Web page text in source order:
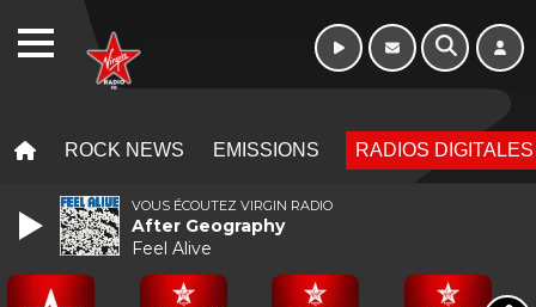
ROCK NEWS EMISSIONS RADIOS DIGITALES
VOUS ÉCOUTEZ VIRGIN RADIO
After Geography
Feel Alive
WEBRADIO